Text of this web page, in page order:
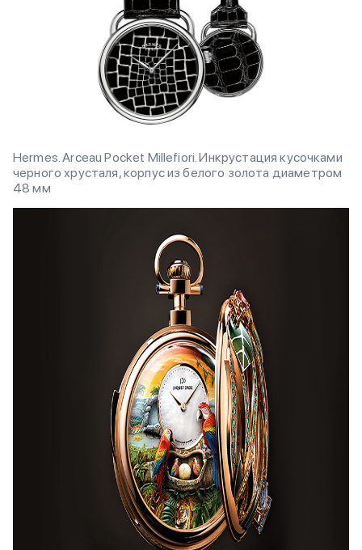
Hermes. Arceau Pocket Millefiori. Инкрустация кусочками
черного хрусталя, корпус из белого золота диаметром
48 мм